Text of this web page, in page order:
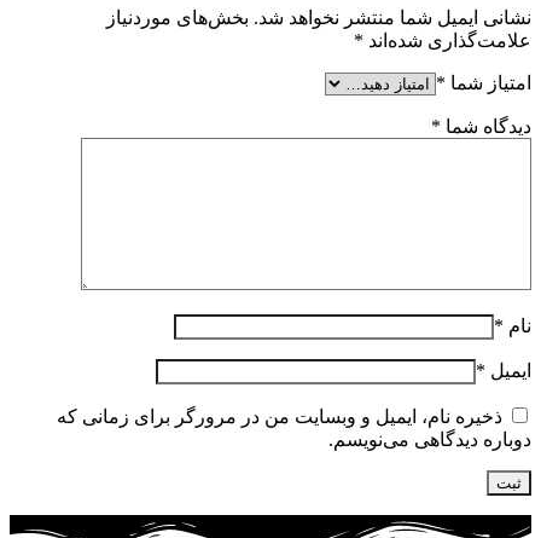
نشانی ایمیل شما منتشر نخواهد شد. بخش‌های موردنیاز
علامت‌گذاری شده‌اند *
امتیاز شما *
دیدگاه شما *
نام *
ایمیل *
ذخیره نام، ایمیل و وبسایت من در مرورگر برای زمانی که
دوباره دیدگاهی می‌نویسم.